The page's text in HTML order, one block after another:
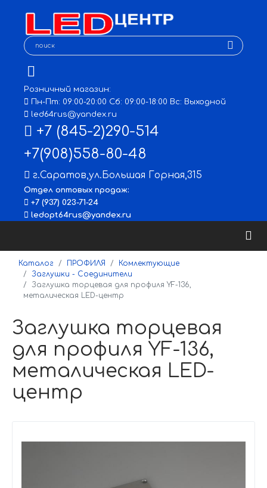
Розничный магазин:
Пн-Пт: 09:00-20:00 Сб: 09:00-18:00 Вс: Выходной
led64rus@yandex.ru
+7 (845-2)290-514
+7(908)558-80-48
г.Саратов,ул.Большая Горная,315
Отдел оптовых продаж:
+7 (937) 023-71-24
ledopt64rus@yandex.ru
Каталог ПРОФИЛЯ
Комлектующие
Заглушки - Соединители
Заглушка торцевая для профиля YF-136,
металическая LED-центр
Заглушка торцевая
для профиля YF-136,
металическая LED-
центр